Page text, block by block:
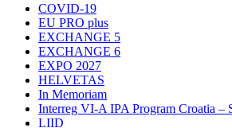
COVID-19
EU PRO plus
EXCHANGE 5
EXCHANGE 6
EXPO 2027
HELVETAS
In Memoriam
Interreg VI-A IPA Program Croatia –
LIID